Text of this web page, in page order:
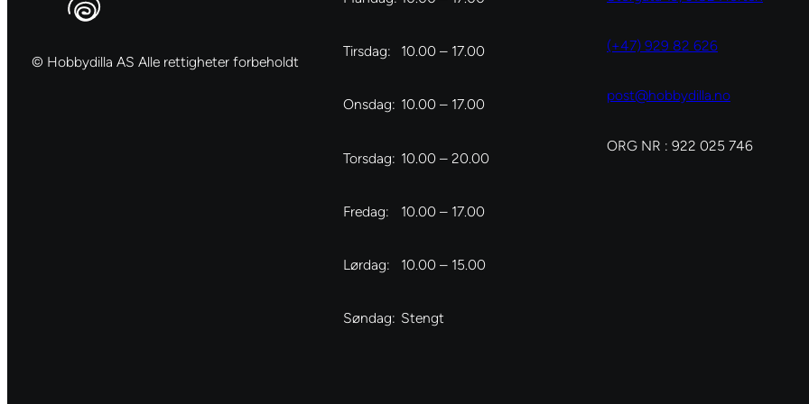
© Hobbydilla AS Alle rettigheter forbeholdt
Tirsdag: 10.00 – 17.00
Onsdag: 10.00 – 17.00
Torsdag: 10.00 – 20.00
Fredag: 10.00 – 17.00
Lørdag: 10.00 – 15.00
Søndag: Stengt
(+47) 929 82 626
post@hobbydilla.no
ORG NR : 922 025 746